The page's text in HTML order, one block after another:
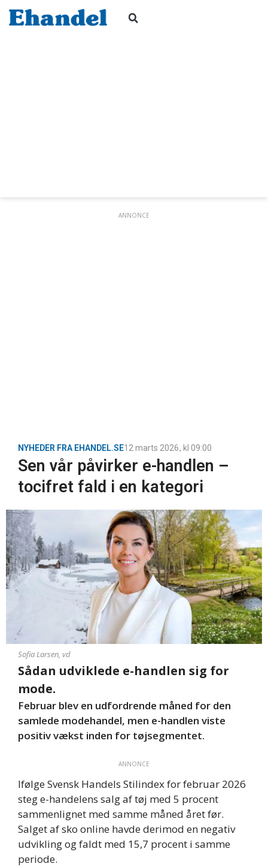
ANNONCE
NYHEDER FRA EHANDEL.SE12 marts 2026, kl 09:00
Sen vår påvirker e-handlen –
tocifret fald i en kategori
Sofia Larsen, vd
Sådan udviklede e-handlen sig for
mode.
Februar blev en udfordrende måned for den
samlede modehandel, men e-handlen viste
positiv vækst inden for tøjsegmentet.
ANNONCE
Ifølge Svensk Handels Stilindex for februar 2026
steg e-handelens salg af tøj med 5 procent
sammenlignet med samme måned året før.
Salget af sko online havde derimod en negativ
udvikling og faldt med 15,7 procent i samme
periode.